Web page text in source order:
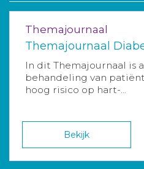
Themajournaal
Themajournaal
In dit Themajournaal is
behandeling van
hoog risico op hart-...
Bekijk